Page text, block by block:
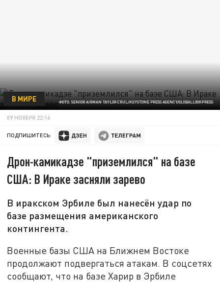
ФОТО: SENIOR AIRMAN TAYLOR CRUL/KEYSTONE PRESS AGENCY/GLOBALLOOKPRESS
В МИРЕ
09 НОЯБРЯ 22:16
ПОДПИШИТЕСЬ:
Дрон-камикадзе "приземлился" на базе
США: В Ираке засняли зарево
В иракском Эрбиле был нанесён удар по
базе размещения американского
контингента.
Военные базы США на Ближнем Востоке
продолжают подвергаться атакам. В соцсетях
сообщают, что на базе Харир в Эрбиле